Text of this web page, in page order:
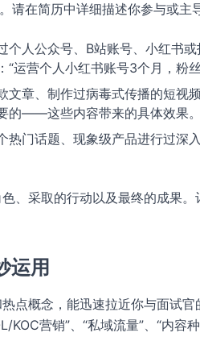
请在简历中详细描述你参与或主
个人公众号、B站账号、小红书
“运营个人小红书账号3个月，粉
文章、制作过病毒式传播的短视
的——这些内容带来的具体效果。
热门话题、现象级产品进行过深
、采取的行动以及最终的成果
运用
点概念，能迅速拉近你与面试
KOC营销”、“私域流量”、“内